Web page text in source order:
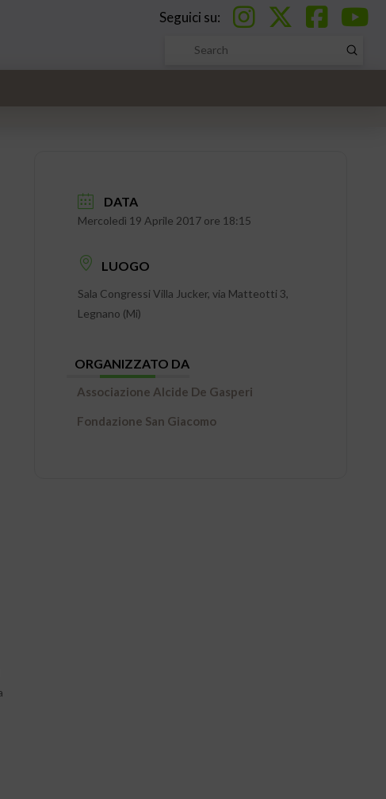
Seguici su:
Search
Submit
DATA
Mercoledì 19 Aprile 2017 ore 18:15
LUOGO
Sala Congressi Villa Jucker, via Matteotti 3,
Legnano (Mi)
ORGANIZZATO DA
Associazione Alcide De Gasperi
Fondazione San Giacomo